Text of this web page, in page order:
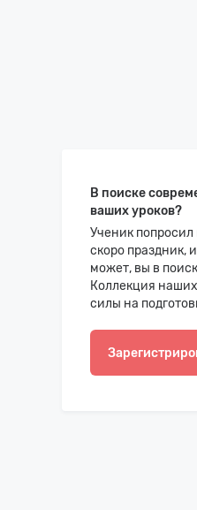
В поиске
ваших уроков?
Ученик
скоро праздник,
может, вы в
Коллекция
силы на